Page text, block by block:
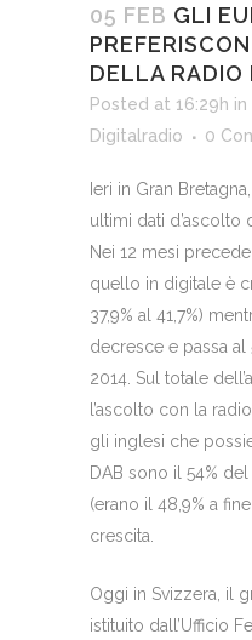
05 FEB GLI
DELLA RADIO
Posted at 16:29h in
Digitalradio
0
Ieri in Gran
ultimi dati d’ascolto
Nei 12 mesi
quello in digitale è
37,9% al 41,7%)
decresce e passa al
2014. Sul totale
l’ascolto con la
gli inglesi che
DAB sono il 54%
(erano il 48,9% a
crescita.
Oggi in Svizzera, il
istituito dall’Ufficio